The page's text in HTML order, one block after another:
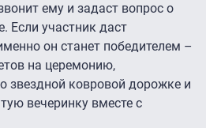
ему и задаст вопрос о
Если участник даст
он станет победителем –
на церемонию,
звездной ковровой дорожке и
вечеринку вместе с